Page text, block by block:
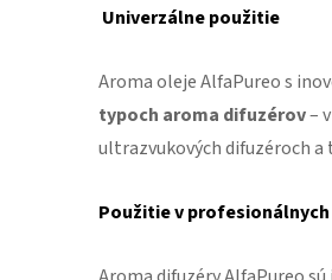
Univerzálne použitie
Aroma oleje AlfaPureo s
typoch aroma difuzérov–
ultrazvukových difuzéroch a
Použitie v